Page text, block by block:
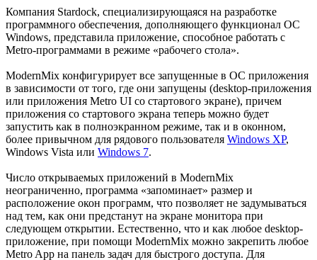
Компания Stardock, специализирующаяся на разработке
программного обеспечения, дополняющего функционал ОС
Windows, представила приложение, способное работать с
Metro-программами в режиме «рабочего стола».
ModernMix конфигурирует все запущенные в ОС приложения
в зависимости от того, где они запущены (desktop-приложения
или приложения Metro UI со стартового экране), причем
приложения со стартового экрана теперь можно будет
запустить как в полноэкранном режиме, так и в оконном,
более привычном для рядового пользователя Windows XP,
Windows Vista или Windows 7.
Число открываемых приложений в ModernMix
неограниченно, программа «запоминает» размер и
расположение окон программ, что позволяет не задумываться
над тем, как они предстанут на экране монитора при
следующем открытии. Естественно, что и как любое desktop-
приложение, при помощи ModernMix можно закрепить любое
Metro App на панель задач для быстрого доступа. Для